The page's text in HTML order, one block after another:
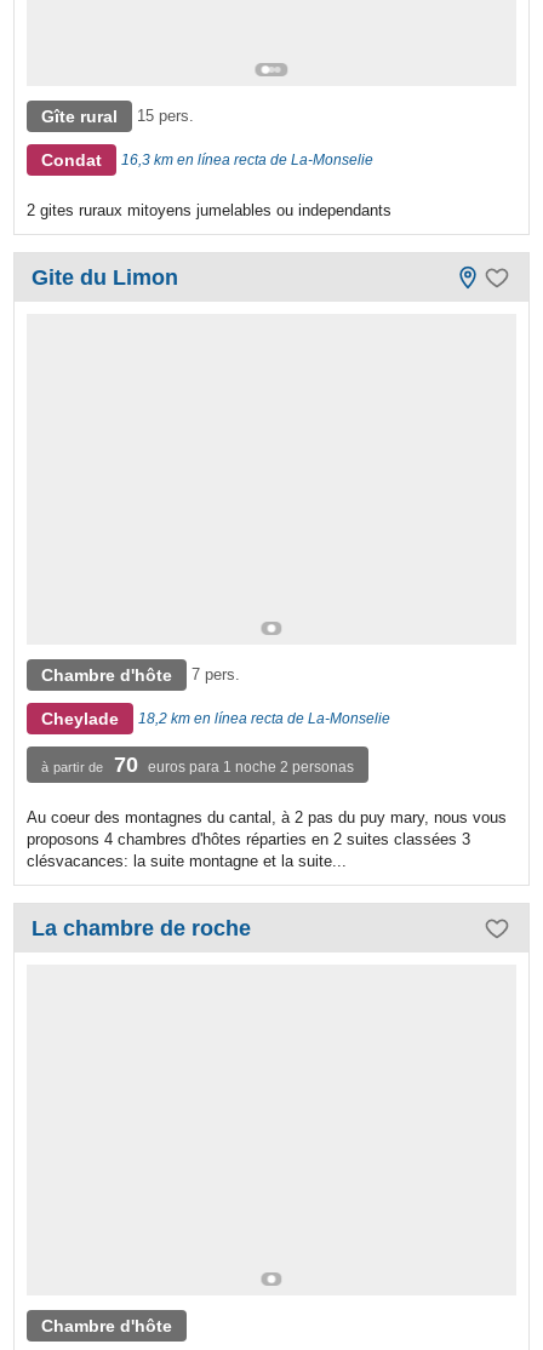
Gîte rural 15 pers.
Condat 16,3 km en línea recta de La-Monselie
2 gites ruraux mitoyens jumelables ou independants
Gite du Limon
Chambre d'hôte 7 pers.
Cheylade 18,2 km en línea recta de La-Monselie
à partir de 70 euros para 1 noche 2 personas
Au coeur des montagnes du cantal, à 2 pas du puy mary, nous vous
proposons 4 chambres d'hôtes réparties en 2 suites classées 3
clésvacances: la suite montagne et la suite...
La chambre de roche
Chambre d'hôte